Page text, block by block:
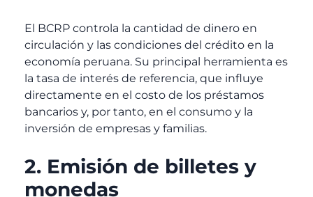
El BCRP controla la cantidad de dinero en
circulación y las condiciones del crédito en la
economía peruana. Su principal herramienta es
la tasa de interés de referencia, que influye
directamente en el costo de los préstamos
bancarios y, por tanto, en el consumo y la
inversión de empresas y familias.
2. Emisión de billetes y
monedas